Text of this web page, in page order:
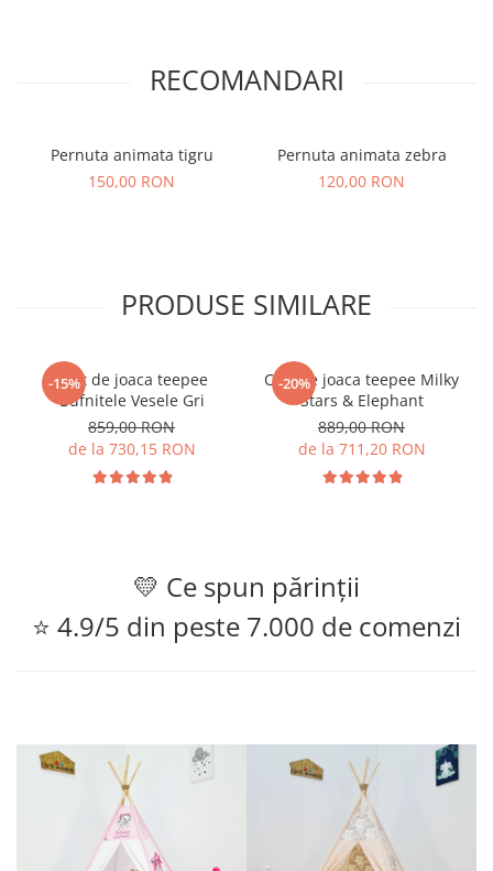
RECOMANDARI
Pernuta animata tigru
150,00 RON
Pernuta animata zebra
120,00 RON
PRODUSE SIMILARE
-15%
Cort de joaca teepee
Bufnitele Vesele Gri
859,00 RON
de la 730,15 RON
-20%
Cort de joaca teepee Milky
Stars & Elephant
889,00 RON
de la 711,20 RON
💛 Ce spun părinții
⭐ 4.9/5 din peste 7.000 de comenzi